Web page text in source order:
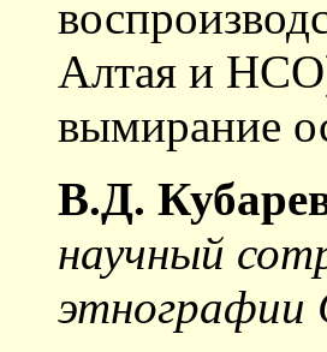
Алтая и
вымирание
В.Д.
научный